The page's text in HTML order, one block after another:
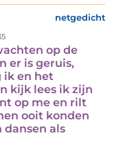
netgedicht
op de
er is geruis,
ik en het
kijk lees ik zijn
op me en rilt
ooit konden
als